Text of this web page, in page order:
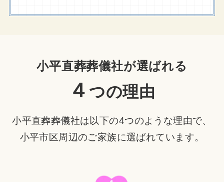
小平直葬葬儀社が選ばれる
４ つの理由
小平直葬葬儀社は以下の4つのような理由で、
小平市区周辺のご家族に選ばれています。